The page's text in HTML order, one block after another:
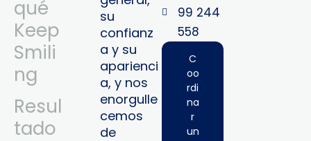
qué
Keep
Smili
ng
Resul
tado
su
confianz
a y su
aparienci
a, y nos
enorgulle
cemos
de
99 244
558‬‬
C
oo
rdi
na
r
un